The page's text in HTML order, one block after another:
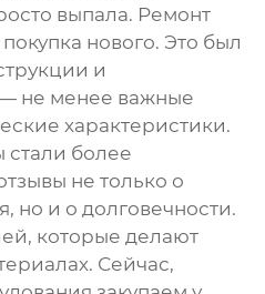
выпала. Ремонт
нового. Это был
и
не менее важные
характеристики.
стали более
не только о
но и о долговечности.
которые делают
Сейчас,